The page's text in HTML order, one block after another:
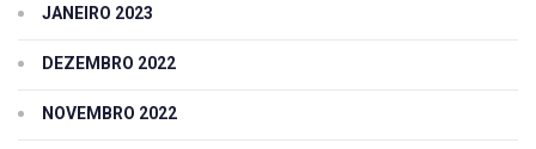
JANEIRO 2023
DEZEMBRO 2022
NOVEMBRO 2022